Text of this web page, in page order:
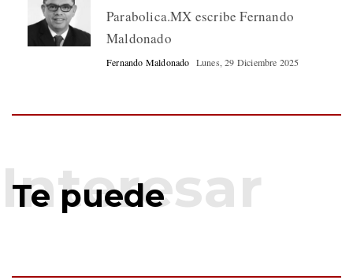
Parabolica.MX escribe Fernando
Maldonado
Fernando Maldonado Lunes, 29 Diciembre 2025
Te puede